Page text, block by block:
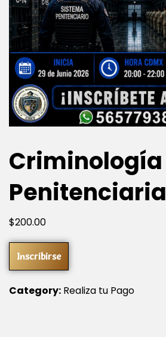
Criminología
Penitenciaria
$200.00
Inscribirse
Category: Realiza tu Pago